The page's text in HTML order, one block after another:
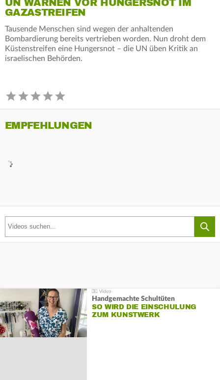
UN WARNEN VOR HUNGERSNOT IM
GAZASTREIFEN
Tausende Menschen sind wegen der anhaltenden
Bombardierung bereits vertrieben worden. Nun droht dem
Küstenstreifen eine Hungersnot – die UN üben Kritik an
israelischen Behörden.
EMPFEHLUNGEN
Handgemachte Schultüten
SO WIRD DIE EINSCHULUNG
ZUM KUNSTWERK